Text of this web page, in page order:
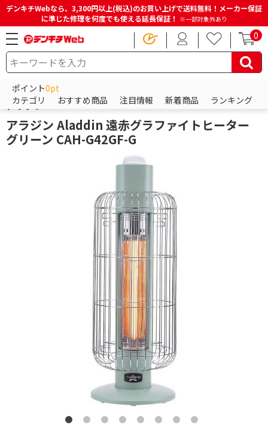
デンキチWebなら、3,300円以上(税込)のお買い上げで送料無料！メーカー保証
に準じた修理を何度でも使える延長保証！ ※一部対象外あり
0
ポイント0pt
カテゴリ
おすすめ商品 注目情報 新着商品 ランキング
HOME 商品一覧ページ
冷蔵庫・洗濯機・生活家電
HOME
商品一覧ページ
アラジン
アラジン Aladdin 遠赤グラファイトヒーター
グリーン CAH-G42GF-G